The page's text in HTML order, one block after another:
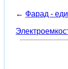
← Фарад -